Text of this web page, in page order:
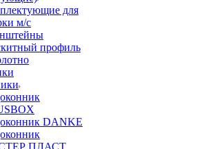
для
м/с
профиль
DANKE
ПЛАСТ